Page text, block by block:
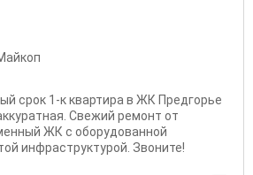
срок 1-к квартира в ЖК Предгорье
Свежий ремонт от
ЖК с оборудованной
инфраструктурой. Звоните!